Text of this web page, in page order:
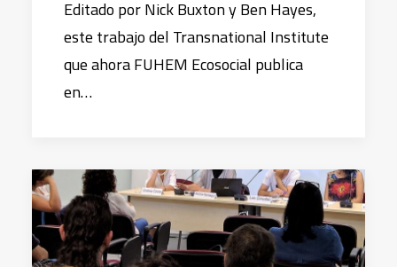
Editado por Nick Buxton y Ben Hayes,
este trabajo del Transnational Institute
que ahora FUHEM Ecosocial publica
en…